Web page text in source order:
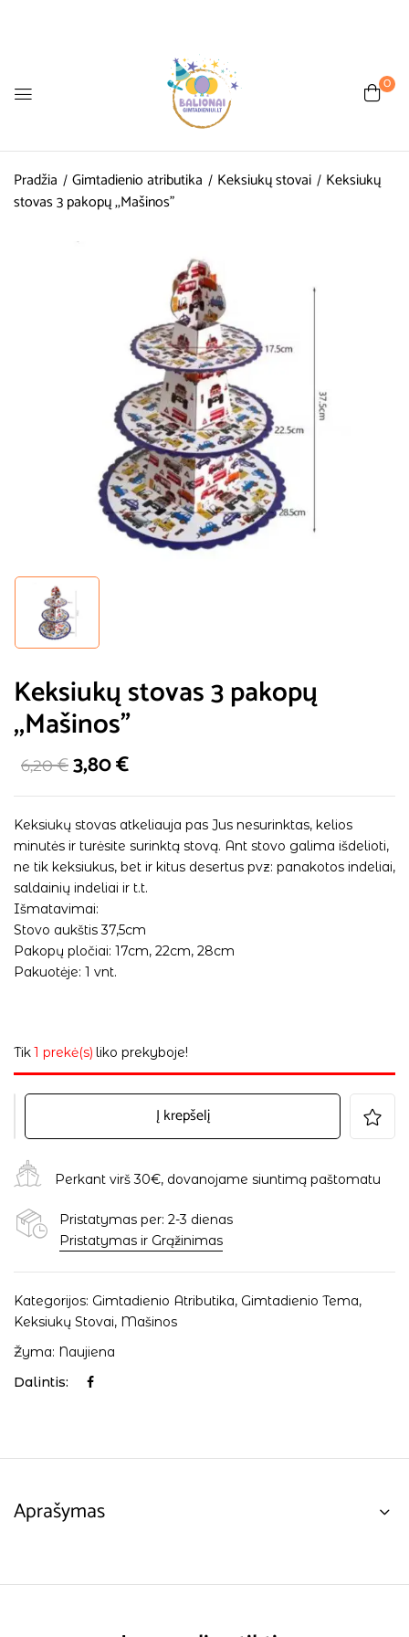
0
Pradžia Gimtadienio atributika Keksiukų stovai
Keksiukų
stovas 3 pakopų ,,Mašinos”
Keksiukų stovas 3 pakopų
,,Mašinos”
6,20€3,80€
Keksiukų stovas atkeliauja pas Jus nesurinktas, kelios
minutės ir turėsite surinktą stovą. Ant stovo galima išdelioti,
ne tik keksiukus, bet ir kitus desertus pvz: panakotos indeliai,
saldainių indeliai ir t.t.
Išmatavimai:
Stovo aukštis 37,5cm
Pakopų pločiai: 17cm, 22cm, 28cm
Pakuotėje: 1 vnt.
Tik1 prekė(s) liko prekyboje!
Į krepšelį
Perkant virš 30€, dovanojame siuntimą paštomatu
Pristatymas per: 2-3 dienas
Pristatymas ir Grąžinimas
Kategorijos: Gimtadienio Atributika, Gimtadienio Tema,
Keksiukų Stovai, Mašinos
Žyma: Naujiena
Dalintis:
Aprašymas